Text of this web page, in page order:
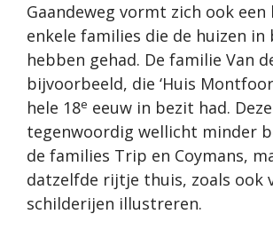
Gaandeweg vormt zich ook een
enkele families die de huizen in
hebben gehad. De familie Van
bijvoorbeeld, die ‘Huis
hele 18e eeuw in bezit had.
tegenwoordig wellicht minder
de families Trip en Coymans,
datzelfde rijtje thuis, zoals ook
schilderijen illustreren.